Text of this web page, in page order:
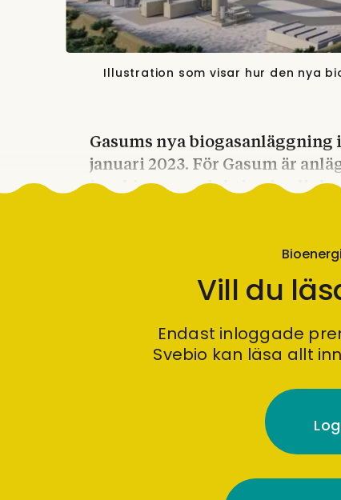
Illustration som visar hur den nya
Gasums nya
januari 2023. För Gasum är
i ny biogasproduktion i
Vill du
Endast inloggade
Svebio kan läsa allt